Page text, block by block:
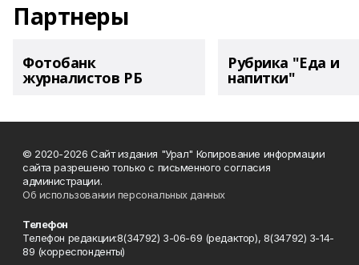
Партнеры
Фотобанк
журналистов РБ
Рубрика "Еда и
напитки"
© 2020-2026 Сайт издания "Урал" Копирование информации
сайта разрешено только с письменного согласия
администрации.
Об использовании персональных данных
Телефон
Телефон редакции:8(34792) 3-06-69 (редактор), 8(34792) 3-14-
89 (корреспонденты)